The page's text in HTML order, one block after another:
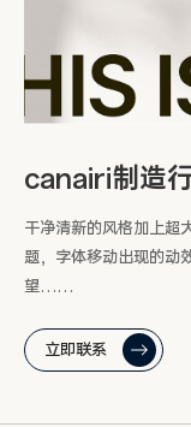
canairi制造
干净清新的风格加上超
题，字体移动出现的动
望……
立即联系